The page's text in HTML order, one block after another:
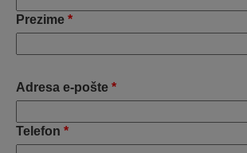
Prezime *
Adresa e-pošte *
Telefon *